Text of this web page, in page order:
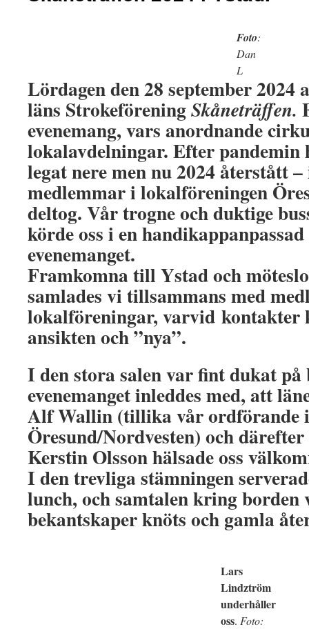
Foto:
Dan
L
Lördagen den 28 september 2024
läns StrokeföreningSkåneträffen.
evenemang, vars anordnande
lokalavdelningar. Efter
legat nere men nu 2024 återstått
medlemmar i lokalföreningen
deltog. Vår trogne och duktige
körde oss i en
evenemanget.
Framkomna till Ystad och
samlades vi tillsammans med
lokalföreningar, varvid kontakter
ansikten och ”nya”.
I den stora salen var fint dukat på
evenemanget inleddes med, att
Alf Wallin (tillika vår ordförande i
Öresund/Nordvesten) och
Kerstin Olsson hälsade oss
I den trevliga stämningen
lunch, och samtalen kring borden
bekantskaper knöts och gamla
Lars
Lindztröm
underhåller
oss. Foto: